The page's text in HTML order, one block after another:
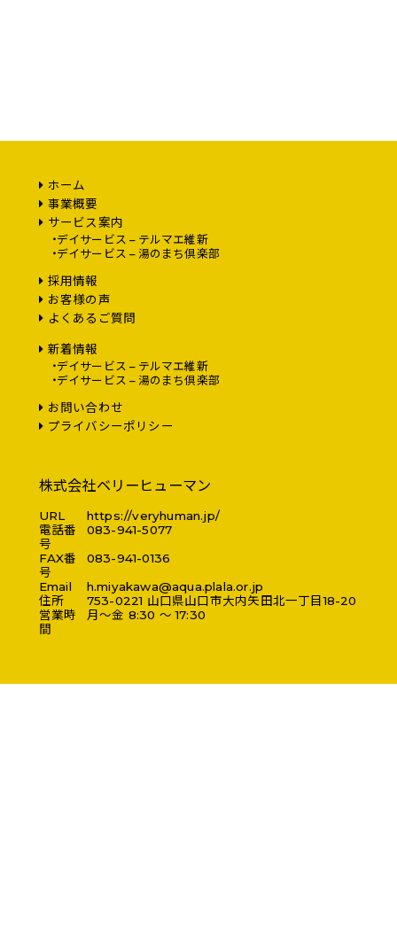
ホーム
事業概要
サービス案内
デイサービス – テルマエ維新
デイサービス – 湯のまち倶楽部
採用情報
お客様の声
よくあるご質問
新着情報
デイサービス – テルマエ維新
デイサービス – 湯のまち倶楽部
お問い合わせ
プライバシーポリシー
株式会社ベリーヒューマン
URL
https://veryhuman.jp/
電話番
号
083-941-5077
FAX番
号
083-941-0136
Email
h.miyakawa@aqua.plala.or.jp
住所
753-0221 山口県山口市大内矢田北一丁目18-20
営業時
間
月～金 8:30 ～ 17:30